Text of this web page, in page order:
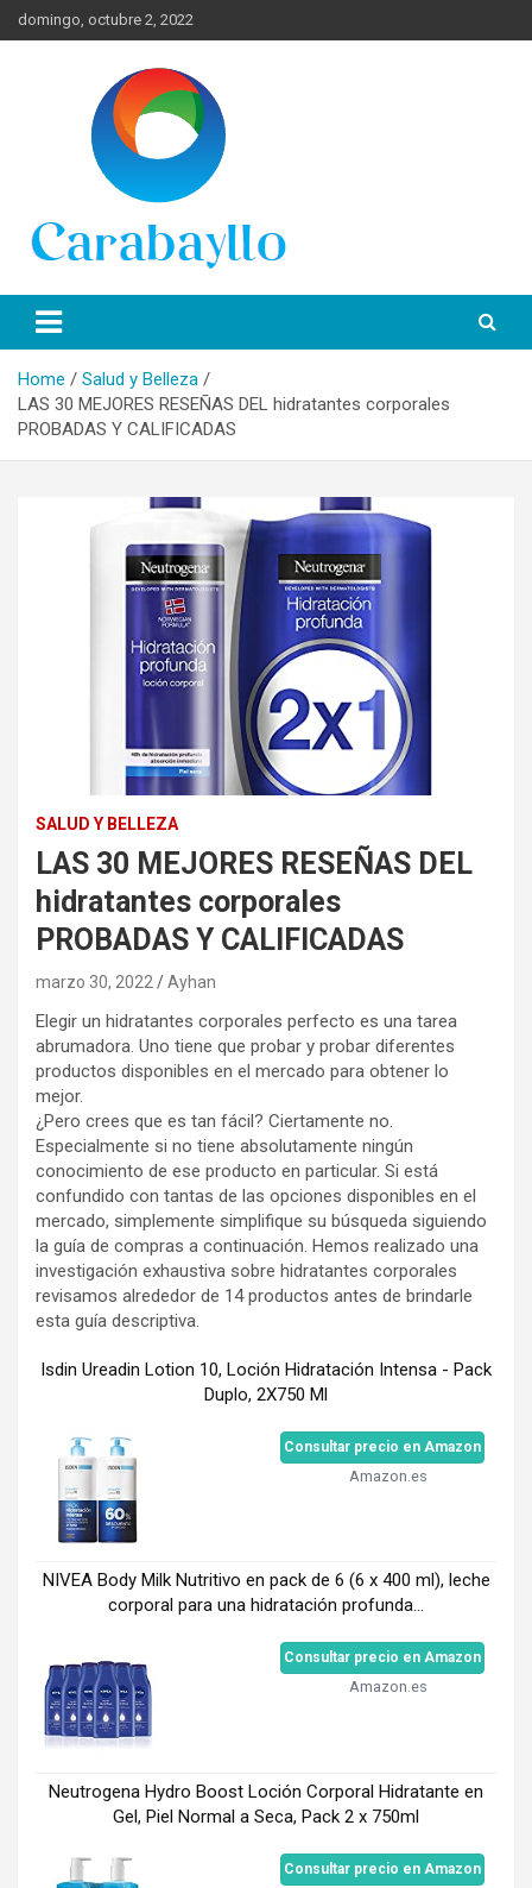
Skip
to
domingo, octubre 2, 2022
Portal de Lima Norte y
Carabayllo
información turística en español de toda España.
Home
Salud y Belleza
LAS 30 MEJORES RESEÑAS DEL hidratantes corporales
PROBADAS Y CALIFICADAS
SALUD Y BELLEZA
LAS 30 MEJORES RESEÑAS DEL
hidratantes corporales
PROBADAS Y CALIFICADAS
marzo 30, 2022 Ayhan
Elegir un hidratantes corporales perfecto es una tarea
abrumadora. Uno tiene que probar y probar diferentes
productos disponibles en el mercado para obtener lo
mejor.
¿Pero crees que es tan fácil? Ciertamente no.
Especialmente si no tiene absolutamente ningún
conocimiento de ese producto en particular. Si está
confundido con tantas de las opciones disponibles en el
mercado, simplemente simplifique su búsqueda siguiendo
la guía de compras a continuación. Hemos realizado una
investigación exhaustiva sobre hidratantes corporales
revisamos alrededor de 14 productos antes de brindarle
esta guía descriptiva.
Isdin Ureadin Lotion 10, Loción Hidratación Intensa - Pack
Duplo, 2X750 Ml
Consultar precio en Amazon
Amazon.es
NIVEA Body Milk Nutritivo en pack de 6 (6 x 400 ml), leche
corporal para una hidratación profunda...
Consultar precio en Amazon
Amazon.es
Neutrogena Hydro Boost Loción Corporal Hidratante en
Gel, Piel Normal a Seca, Pack 2 x 750ml
Consultar precio en Amazon